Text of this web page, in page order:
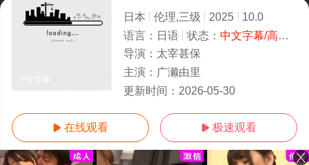
日本 伦理,三级 2025
10.0
语言： 日语 状态： 中文字幕/高清
导演： 太宰甚保
主演： 广濑由里
更新时间： 2026-05-30
 在线观看  极速观看